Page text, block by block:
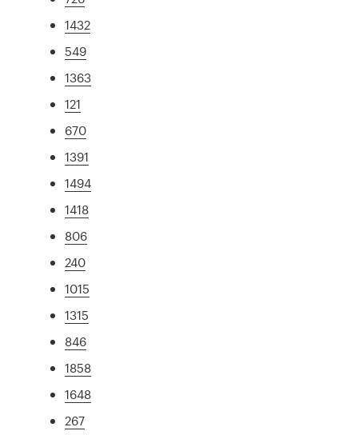
1432
549
1363
121
670
1391
1494
1418
806
240
1015
1315
846
1858
1648
267